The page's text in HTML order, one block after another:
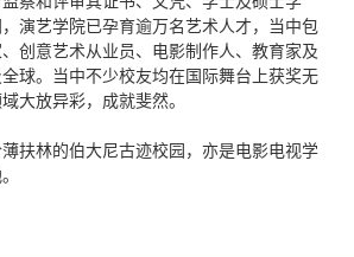
演艺学院已孕育逾万名艺术人才，当中包
创意艺术从业员、电影制作人、教育家及
球。当中不少校友均在国际舞台上获奖无
大放异彩，成就斐然。
扶林的伯大尼古迹校园，亦是电影电视学